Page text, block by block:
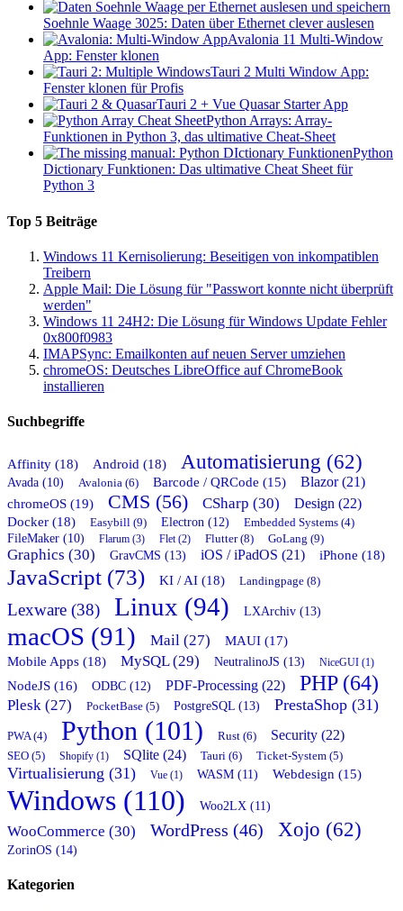
Soehnle Waage 3025: Daten über Ethernet clever auslesen
Avalonia 11 Multi-Window
App: Fenster klonen
Tauri 2 Multi Window App:
Fenster klonen für Profis
Tauri 2 + Vue Quasar Starter App
Python Arrays: Array-
Funktionen in Python 3, das ultimative Cheat-Sheet
Python
Dictionary Funktionen: Das ultimative Cheat Sheet für
Python 3
Top 5 Beiträge
Windows 11 Kernisolierung: Beseitigen von inkompatiblen
Treibern
Apple Mail: Die Lösung für "Passwort konnte nicht überprüft
werden"
Windows 11 24H2: Die Lösung für Windows Update Fehler
0x800f0983
IMAPSync: Emailkonten auf neuen Server umziehen
chromeOS: Deutsches LibreOffice auf ChromeBook
installieren
Suchbegriffe
Affinity (18) Android (18) Automatisierung (62)
Avada (10) Avalonia (6) Barcode / QRCode (15)
Blazor (21)
chromeOS (19)
CMS (56) CSharp (30) Design (22)
Docker (18) Easybill (9) Electron (12) Embedded Systems (4)
FileMaker (10) Flarum (3) Flet (2) Flutter (8) GoLang (9)
Graphics (30) GravCMS (13) iOS / iPadOS (21) iPhone (18)
JavaScript (73) KI / AI (18) Landingpage (8)
Lexware (38) Linux (94) LXArchiv (13)
macOS (91) Mail (27)
MAUI (17)
Mobile Apps (18)
MySQL (29) NeutralinoJS (13) NiceGUI (1)
NodeJS (16) ODBC (12) PDF-Processing (22) PHP (64)
Plesk (27) PocketBase (5) PostgreSQL (13) PrestaShop (31)
PWA (4) Python (101) Rust (6) Security (22)
SEO (5) Shopify (1) SQlite (24) Tauri (6) Ticket-System (5)
Virtualisierung (31) Vue (1) WASM (11) Webdesign (15)
Windows (110) Woo2LX (11)
WooCommerce (30) WordPress (46) Xojo (62)
ZorinOS (14)
Kategorien